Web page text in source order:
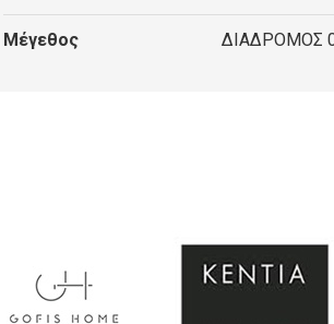
Μέγεθος ΔΙΑΔΡΟΜΟΣ